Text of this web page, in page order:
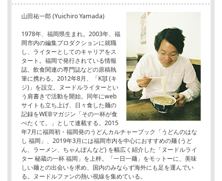
山田祐一郎 (Yuichiro Yamada)
1978年、福岡県生まれ。2003年、福
岡市内の編集プロダクションに就職
し、ライターとしてのキャリアをス
タート。福岡で発行されている情報
誌、飲食関連の専門誌などの原稿執
筆に携わる。2012年8月、「KIJI (キ
ジ)」を設立。ヌードルライターとい
う肩書きで活動を開始。同年にweb
サイトも立ち上げ、日々食した麺の
記録をWEBマガジン「その一杯が食
べたくて。」として連載する。2015
年7月に福岡初・福岡発のうどんカルチャーブック「うどんのはな
し 福岡」、2019年3月には福岡市内を中心におすすめの麺 (うど
ん、ラーメン、ちゃんぽんなど) を幅広く紹介した「ヌードルライ
ター 秘蔵の一杯 福岡」を上梓。「一日一麺」をモットーに、美味
しい麺との出会いを求め、国内のみならず海外にも足を運んでい
る。ヌードルファンの熱い視線を集めている。